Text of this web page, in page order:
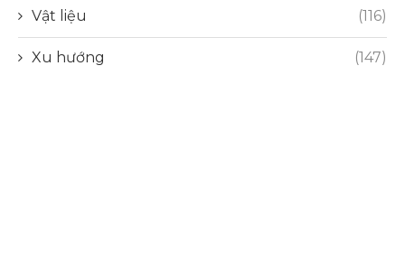
Vật liệu (116)
Xu hướng (147)